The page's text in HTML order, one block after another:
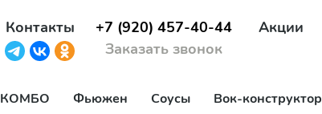
Контакты
+7 (920) 457-40-44
Заказать звонок
Акции
КОМБО Фьюжен Соусы Вок-конструктор